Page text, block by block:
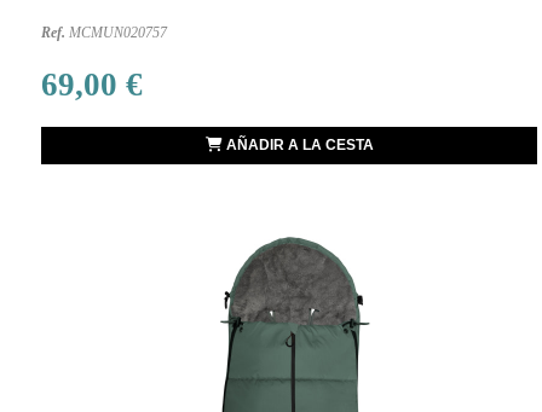
Ref. MCMUN020757
69,00 €
AÑADIR A LA CESTA